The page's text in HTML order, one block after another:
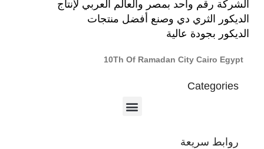
الشركة رقم واحد بمصر والعالم العربي لإنتاج
الديكور الثري دي وصنع أفضل منتجات
الديكور بجودة عالية
10Th Of Ramadan City Cairo Egypt
Categories
روابط سريعة